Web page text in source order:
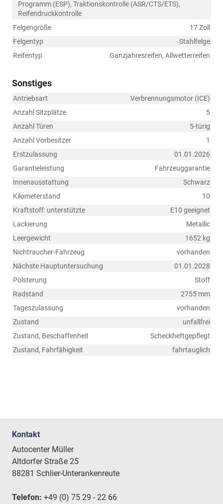
Programm (ESP), Traktionskontrolle (ASR/CTS/ETS),
Reifendruckkontrolle
Felgengröße
17 Zoll
Felgentyp
Stahlfelge
Reifentyp
Ganzjahresreifen, Allwetterreifen
Sonstiges
Antriebsart
Verbrennungsmotor (ICE)
Anzahl Sitzplätze
5
Anzahl Türen
5-türig
Anzahl Vorbesitzer
1
Erstzulassung
01.01.2026
Garantieleistung
Fahrzeuggarantie
Innenausstattung
Schwarz
Kilometerstand
10
Kraftstoff: unterstützte
E10 geeignet
Lackierung
Metallic
Leergewicht
1652 kg
Nichtraucher-Fahrzeug
vorhanden
Nächste Hauptuntersuchung
01.01.2028
Polsterung
Stoff
Radstand
2755 mm
Tageszulassung
vorhanden
Zustand
unfallfrei
Zustand, Beschaffenheit
Scheckheftgepflegt
Zustand, Fahrfähigkeit
fahrtauglich
Kontakt
Autocenter Müller
Altdorfer Straße 25
88281 Schlier-Unterankenreute
Telefon: +49 (0) 75 29 - 22 66